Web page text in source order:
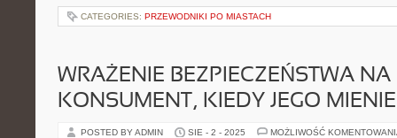
CATEGORIES: PRZEWODNIKI PO MIASTACH
WRAŻENIE BEZPIECZEŃSTWA
KONSUMENT, KIEDY JEGO
POSTED BY ADMIN SIE - 2 - 2025 MOŻLIWOŚĆ